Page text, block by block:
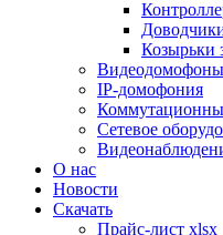
Видеодомофоны
IP-домофония
Сетевое
О нас
Новости
Скачать
Прайс-лист xlsx